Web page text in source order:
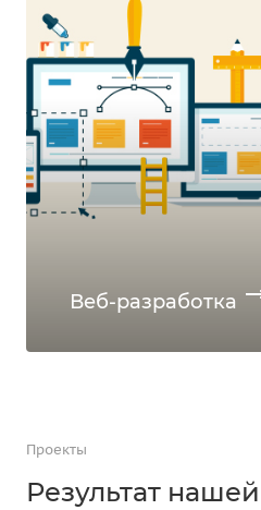
Веб-разработка
Проекты
Результат